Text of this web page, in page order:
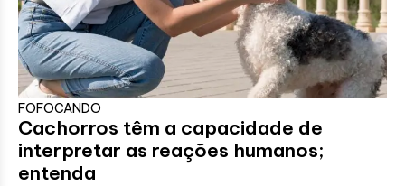
FOFOCANDO
Cachorros têm a capacidade de
interpretar as reações humanos;
entenda